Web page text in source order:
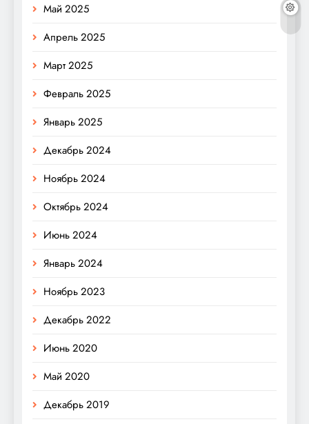
Май 2025
Апрель 2025
Март 2025
Февраль 2025
Январь 2025
Декабрь 2024
Ноябрь 2024
Октябрь 2024
Июнь 2024
Январь 2024
Ноябрь 2023
Декабрь 2022
Июнь 2020
Май 2020
Декабрь 2019